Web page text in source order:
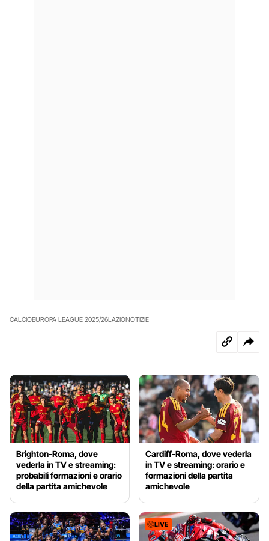
CALCIOEUROPA LEAGUE 2025/26LAZIONOTIZIE
Brighton-Roma, dove
vederla in TV e streaming:
probabili formazioni e orario
della partita amichevole
Cardiff-Roma, dove vederla
in TV e streaming: orario e
formazioni della partita
amichevole
LIVE